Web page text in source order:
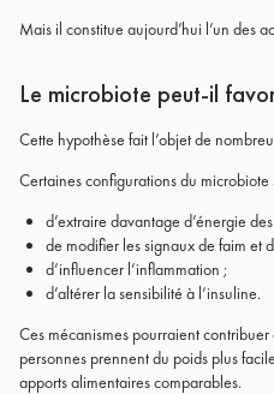
Mais il constitue aujourd’hui l’un des
Le microbiote peut-il
Cette hypothèse fait l’objet de
Certaines configurations du
d’extraire davantage d’énergie
de modifier les signaux de faim et
d’influencer l’inflammation ;
d’altérer la sensibilité à l’insuline.
Ces mécanismes pourraient
personnes prennent du poids plus
apports alimentaires comparables.